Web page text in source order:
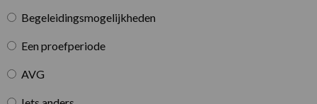
Begeleidingsmogelijkheden
Een proefperiode
AVG